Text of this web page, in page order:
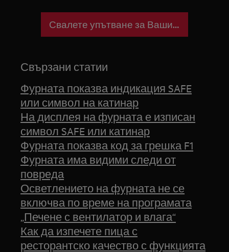
Свалете упътване за Вашия уред
Свързани статии
Фурната показва индикация SAFE
или символ на катинар
На дисплея на фурната е изписан
символ SAFE или катинар
Фурната показва код за грешка F1
Фурната има видими следи от
повреда
Осветлението на фурната не се
включва по време на програмата
„Печене с вентилатор и влага“
Как да изпечете пица с
ресторантско качество с функцията